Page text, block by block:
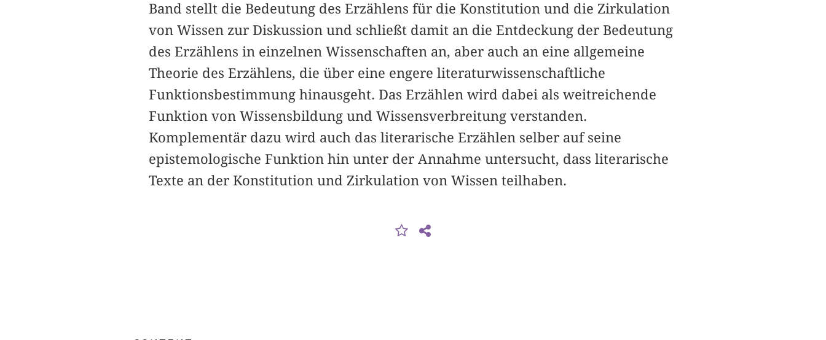
Band stellt die Bedeutung des Erzählens für die Konstitution und die Zirkulation
von Wissen zur Diskussion und schließt damit an die Entdeckung der Bedeutung
des Erzählens in einzelnen Wissenschaften an, aber auch an eine allgemeine
Theorie des Erzählens, die über eine engere literaturwissenschaftliche
Funktionsbestimmung hinausgeht. Das Erzählen wird dabei als weitreichende
Funktion von Wissensbildung und Wissensverbreitung verstanden.
Komplementär dazu wird auch das literarische Erzählen selber auf seine
epistemologische Funktion hin unter der Annahme untersucht, dass literarische
Texte an der Konstitution und Zirkulation von Wissen teilhaben.